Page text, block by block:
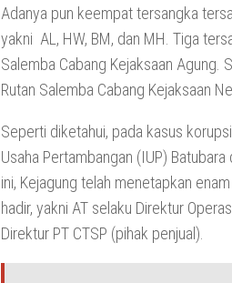
Adanya pun keempat tersangka
yakni AL, HW, BM, dan MH. Tiga
Salemba Cabang Kejaksaan Agung.
Rutan Salemba Cabang Kejaksaan
Seperti diketahui, pada kasus
Usaha Pertambangan (IUP)
ini, Kejagung telah menetapkan
hadir, yakni AT selaku Direktur
Direktur PT CTSP (pihak penjual).